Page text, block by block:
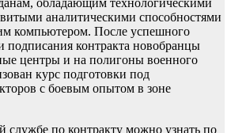
обладающим технологическими
аналитическими способностями
компьютером. После успешного
подписания контракта новобранцы
центры и на полигоны военного
курс подготовки под
с боевым опытом в зоне
службе по контракту можно узнать по